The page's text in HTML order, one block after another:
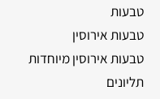
טבעות
טבעות אירוסין
טבעות אירוסין מיוחדות
תליונים